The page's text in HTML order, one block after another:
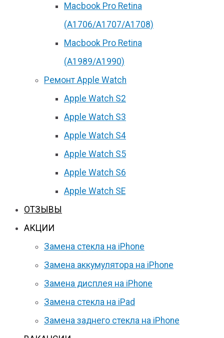
Macbook Pro Retina
(А1706/A1707/A1708)
Macbook Pro Retina
(А1989/A1990)
Ремонт Apple Watch
Apple Watch S2
Apple Watch S3
Apple Watch S4
Apple Watch S5
Apple Watch S6
Apple Watch SE
ОТЗЫВЫ
АКЦИИ
Замена стекла на iPhone
Замена аккумулятора на iPhone
Замена дисплея на iPhone
Замена стекла на iPad
Замена заднего стекла на iPhone